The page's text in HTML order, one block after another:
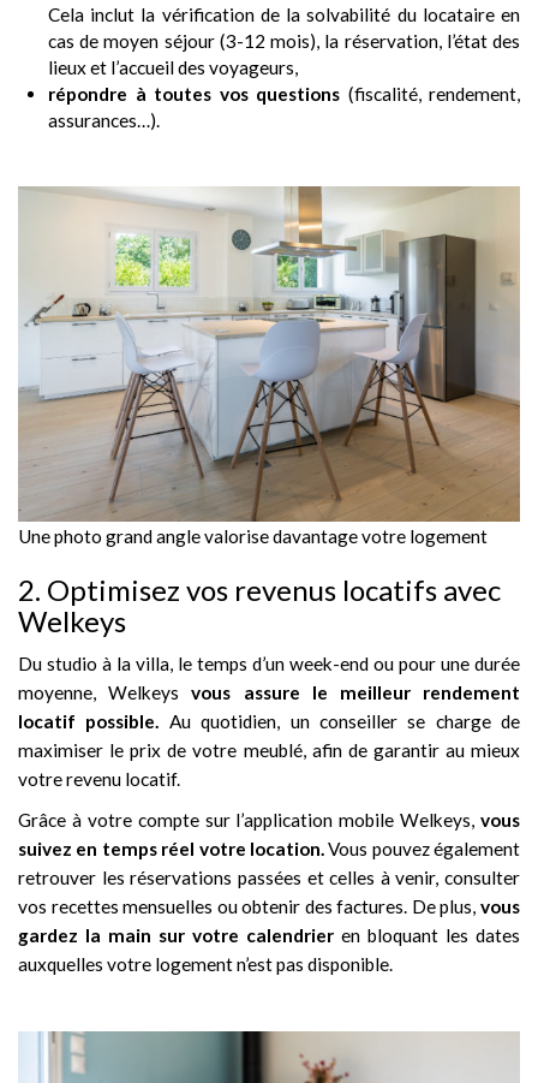
Cela inclut la vérification de la solvabilité du locataire en
cas de moyen séjour (3-12 mois), la réservation, l’état des
lieux et l’accueil des voyageurs,
répondre à toutes vos questions (fiscalité, rendement,
assurances…).
Une photo grand angle valorise davantage votre logement
2. Optimisez vos revenus locatifs avec
Welkeys
Du studio à la villa, le temps d’un week-end ou pour une durée
moyenne, Welkeysvous assure le meilleur rendement
locatif possible.
Au quotidien, un conseiller se charge de
maximiser le prix de votre meublé, afin de garantir au mieux
votre revenu locatif.
Grâce à votre compte sur l’application mobile Welkeys, vous
suivez en temps réel votre location. Vous pouvez également
retrouver les réservations passées et celles à venir, consulter
vos recettes mensuelles ou obtenir des factures. De plus, vous
gardez la main sur votre calendrier en bloquant les dates
auxquelles votre logement n’est pas disponible.